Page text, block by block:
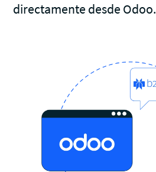
directamente desde Odoo.